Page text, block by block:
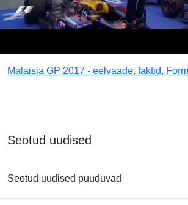
Malaisia GP 2017 - eelvaade, faktid,
Seotud uudised
Seotud uudised puuduvad